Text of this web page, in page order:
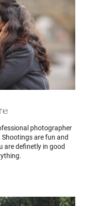
photographer
are fun and
are definetly in good